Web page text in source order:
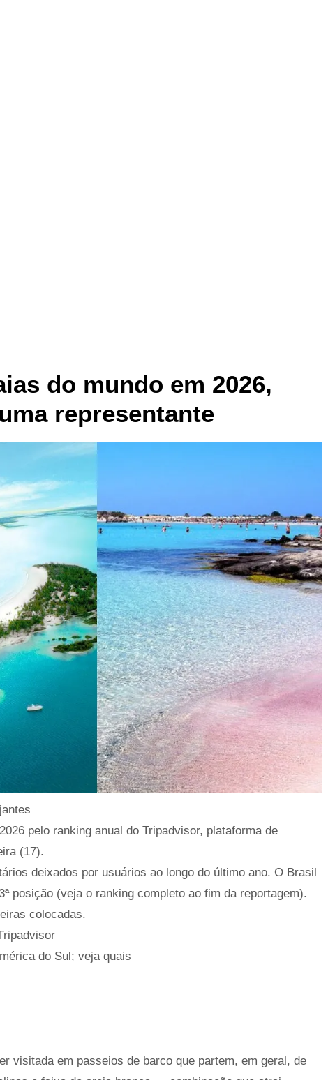
do mundo em 2026,
representante
pelo ranking anual do Tripadvisor, plataforma de
(17).
deixados por usuários ao longo do último ano. O Brasil
posição (veja o ranking completo ao fim da reportagem).
colocadas.
do Sul; veja quais
visitada em passeios de barco que partem, em geral, de